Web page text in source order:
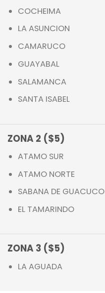
COCHEIMA
LA ASUNCION
CAMARUCO
GUAYABAL
SALAMANCA
SANTA ISABEL
ZONA 2 ($5)
ATAMO SUR
ATAMO NORTE
SABANA DE GUACUCO
EL TAMARINDO
ZONA 3 ($5)
LA AGUADA